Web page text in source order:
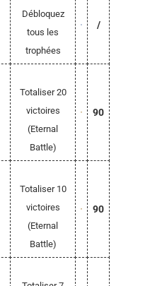
Débloquez
tous les
trophées
/
Totaliser 20
victoires
(Eternal
Battle)
90
Totaliser 10
victoires
(Eternal
Battle)
90